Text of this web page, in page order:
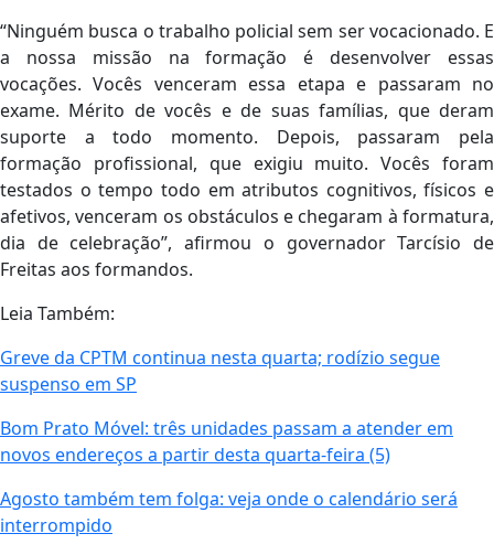
“Ninguém busca o trabalho policial sem ser vocacionado. E
a nossa missão na formação é desenvolver essas
vocações. Vocês venceram essa etapa e passaram no
exame. Mérito de vocês e de suas famílias, que deram
suporte a todo momento. Depois, passaram pela
formação profissional, que exigiu muito. Vocês foram
testados o tempo todo em atributos cognitivos, físicos e
afetivos, venceram os obstáculos e chegaram à formatura,
dia de celebração”, afirmou o governador Tarcísio de
Freitas aos formandos.
Leia Também:
Greve da CPTM continua nesta quarta; rodízio segue
suspenso em SP
Bom Prato Móvel: três unidades passam a atender em
novos endereços a partir desta quarta-feira (5)
Agosto também tem folga: veja onde o calendário será
interrompido